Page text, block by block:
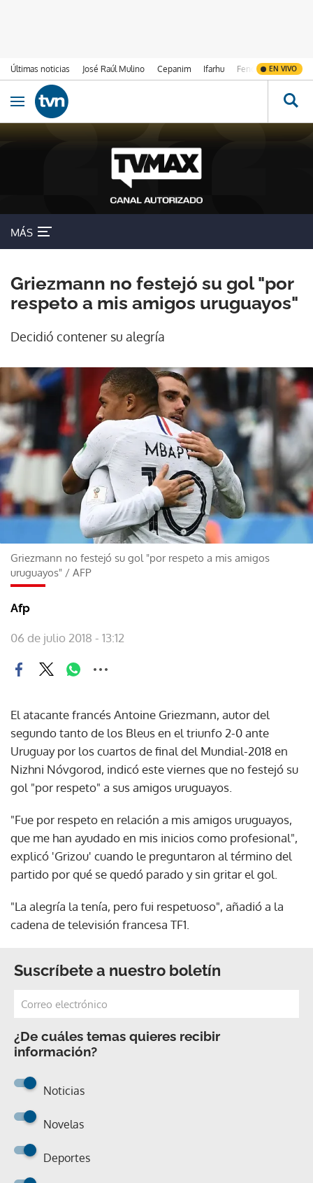
Últimas noticias José Raúl Mulino Cepanim Ifarhu Fenómeno de El
EN VIVO
Ir al contenido
Obrir navegació
MÁS
Griezmann no festejó su gol "por
respeto a mis amigos uruguayos"
Decidió contener su alegría
Griezmann no festejó su gol "por respeto a mis amigos
uruguayos" / AFP
Afp
06 de julio 2018 - 13:12
El atacante francés Antoine Griezmann, autor del
segundo tanto de los Bleus en el triunfo 2-0 ante
Uruguay por los cuartos de final del Mundial-2018 en
Nizhni Nóvgorod, indicó este viernes que no festejó su
gol "por respeto" a sus amigos uruguayos.
"Fue por respeto en relación a mis amigos uruguayos,
que me han ayudado en mis inicios como profesional",
explicó 'Grizou' cuando le preguntaron al término del
partido por qué se quedó parado y sin gritar el gol.
"La alegría la tenía, pero fui respetuoso", añadió a la
cadena de televisión francesa TF1.
Suscríbete a nuestro boletín
¿De cuáles temas quieres recibir
información?
Noticias
Novelas
Deportes